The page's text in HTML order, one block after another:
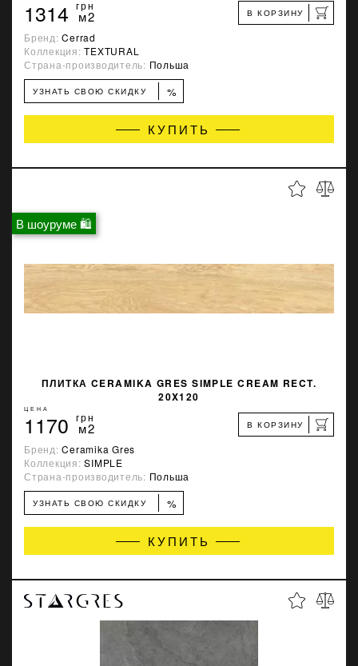
1314 грн
м2 В КОРЗИНУ
Бренд:Cerrad
Коллекция:TEXTURAL
Страна-производитель: Польша
УЗНАТЬ СВОЮ СКИДКУ %
КУПИТЬ
В шоуруме 🛍
ПЛИТКА CERAMIKA GRES SIMPLE CREAM RECT.
20X120
ЦЕНА
1170 грн
м2 В КОРЗИНУ
Бренд:Ceramika Gres
Коллекция:SIMPLE
Страна-производитель: Польша
УЗНАТЬ СВОЮ СКИДКУ %
КУПИТЬ